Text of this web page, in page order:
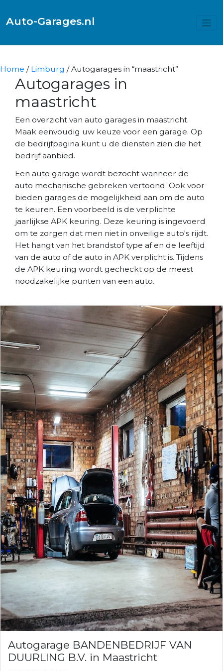
Auto-Garages.nl
Home / Limburg / Autogarages in “maastricht”
Autogarages in
maastricht
Een overzicht van auto garages in maastricht.
Maak eenvoudig uw keuze voor een garage. Op
de bedrijfpagina kunt u de diensten zien die het
bedrijf aanbied.
Een auto garage wordt bezocht wanneer de
auto mechanische gebreken vertoond. Ook voor
bieden garages de mogelijkheid aan om de auto
te keuren. Een voorbeeld is de verplichte
jaarlijkse APK keuring. Deze keuring is ingevoerd
om te zorgen dat men niet in onveilige auto's rijdt.
Het hangt van het brandstof type af en de leeftijd
van de auto of de auto in APK verplicht is. Tijdens
de APK keuring wordt gecheckt op de meest
noodzakelijke punten van een auto.
Autogarage BANDENBEDRIJF VAN
DUURLING B.V. in Maastricht